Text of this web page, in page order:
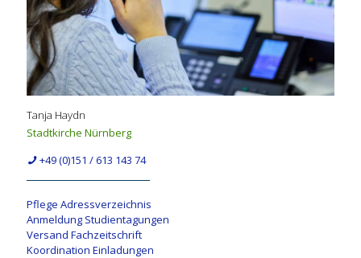
Tanja Haydn
Stadtkirche Nürnberg
+49 (0)151 / 613 143 74
Pflege Adressverzeichnis
Anmeldung Studientagungen
Versand Fachzeitschrift
Koordination Einladungen